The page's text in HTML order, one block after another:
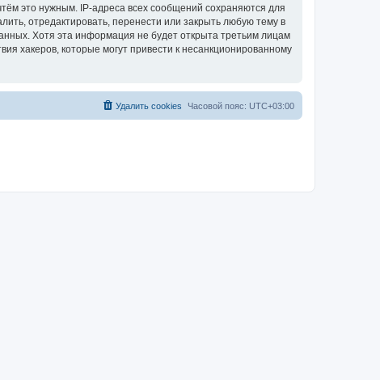
это нужным. IP-адреса всех сообщений сохраняются для
отредактировать, перенести или закрыть любую тему в
Хотя эта информация не будет открыта третьим лицам
хакеров, которые могут привести к несанкционированному
Часовой пояс: UTC+03:00
Удалить cookies